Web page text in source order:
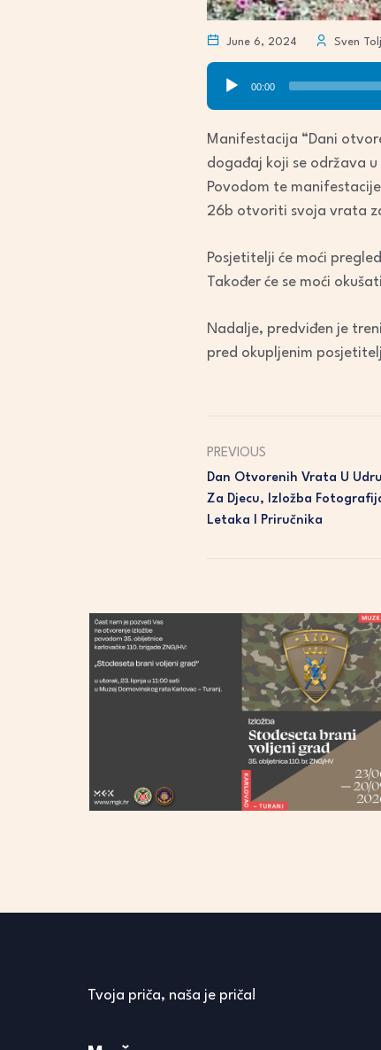
June 6, 2024 Sven
Audio
Player
00:00
Manifestacija “Dani
događaj koji se održava
Povodom te
26b otvoriti svoja vrata
Posjetitelji će moći
Također će se moći
Nadalje, predviđen je
pred okupljenim
PREVIOUS
Dan Otvorenih Vrata U
Za Djecu, Izložba
Letaka I Priručnika
Tvoja priča, naša je priča!